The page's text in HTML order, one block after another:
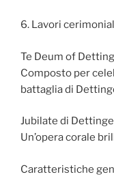
6. Lavori
Te Deum of
Composto per
battaglia di
Jubilate di
Un’opera corale
Caratteristiche